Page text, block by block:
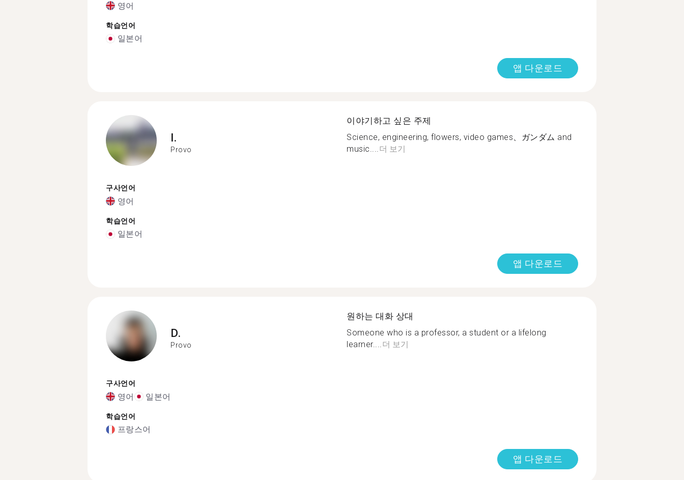
영어
학습언어
일본어
앱 다운로드
I.
Provo
구사언어
영어
학습언어
일본어
이야기하고 싶은 주제
Science, engineering, flowers, video games、ガンダム and
music....더 보기
앱 다운로드
D.
Provo
구사언어
영어 일본어
학습언어
프랑스어
원하는 대화 상대
Someone who is a professor, a student or a lifelong
learner....더 보기
앱 다운로드